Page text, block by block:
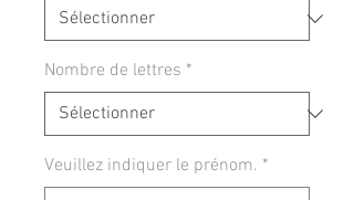
Nombre de lettres *
Veuillez indiquer le prénom. *